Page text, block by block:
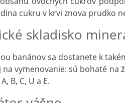
cukru v krvi znova prudko
skladisko
banánov sa dostanete k
na vymenovanie: sú bohaté na
B, C, U a E.